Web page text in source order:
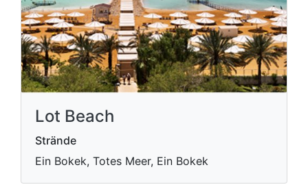
Lot Beach
Strände
Ein Bokek, Totes Meer, Ein Bokek